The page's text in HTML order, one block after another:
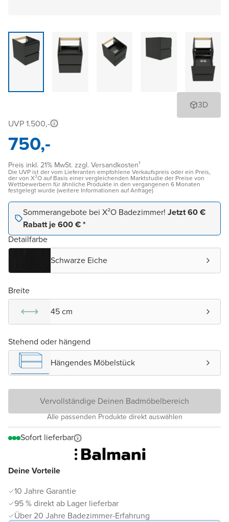
3D
Deine Vorteile
10 Jahre Garantie
95 % direkt ab Lager lieferbar
Über 20 Jahre Badezimmer-Erfahrung
UVP 1.500,-
750,-
Preis inkl. 21% MwSt. zzgl. Versandkosten¹
Die UVP ist der vom Lieferanten empfohlene Verkaufspreis oder ein Preis,
der von X²O auf Basis einer vergleichenden Marktstudie der Preise von
Wettbewerbern für ähnliche Produkte in den vergangenen 6 Monaten
festgelegt wurde (weitere Informationen auf Anfrage)
Sommerangebote bei X²O Badezimmer! Jetzt 60 €
Rabatt je 600 € *
Detailfarbe
Schwarze Eiche
Breite
45 cm
Stehend oder hängend
Hängendes Möbelstück
Vervollständige Deinen Badmöbelbereich
Alle passenden Produkte direkt auswählen
Sofort lieferbar